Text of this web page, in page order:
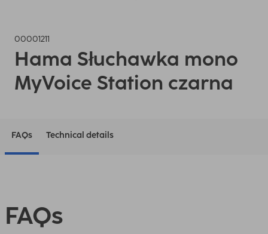
00001211
Hama Słuchawka mono
MyVoice Station czarna
FAQs Technical details
FAQs